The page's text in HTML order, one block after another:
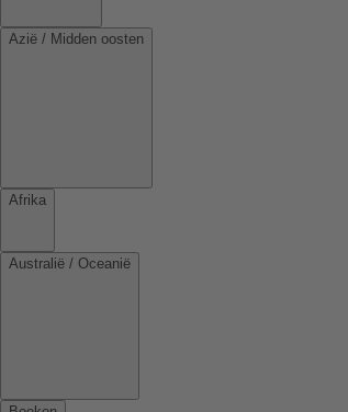
Azië / Midden oosten
Afrika
Australië / Oceanië